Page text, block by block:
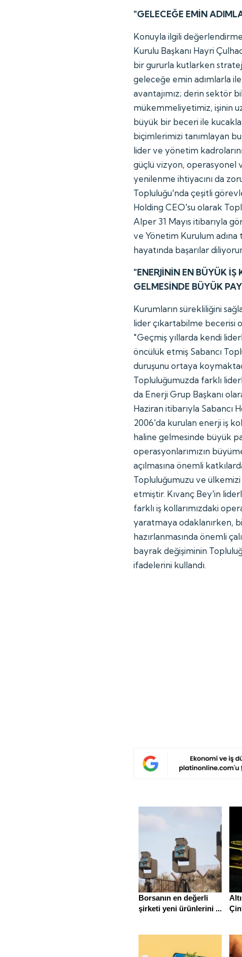
"GELECEĞE EMİN
Konuyla ilgili
Kurulu Başkanı Hayri
bir gururla kutlarken
geleceğe emin adımlarla
avantajımız; derin sektör
mükemmeliyetimiz, işinin
büyük bir beceri ile
biçimlerimizi tanımlayan
lider ve yönetim
güçlü vizyon, operasyonel
yenilenme ihtiyacını da
Topluluğu'nda çeşitli
Holding CEO'su olarak
Alper 31 Mayıs itibarıyla
ve Yönetim Kurulum
hayatında başarılar
"ENERJİNİN EN BÜYÜK
GELMESİNDE BÜYÜK
Kurumların sürekliliğini
lider çıkartabilme becerisi
"Geçmiş yıllarda kendi
öncülük etmiş Sabancı
duruşunu ortaya
Topluluğumuzda farklı
da Enerji Grup Başkanı
Haziran itibarıyla Sabancı
2006'da kurulan enerji iş
haline gelmesinde büyük
operasyonlarımızın
açılmasına önemli
Topluluğumuzu ve
etmiştir. Kıvanç Bey'in
farklı iş kollarımızdaki
yaratmaya odaklanırken,
hazırlanmasında önemli
bayrak değişiminin
ifadelerini kullandı.
Borsanın en değerli
şirketi yeni ürünlerini ...